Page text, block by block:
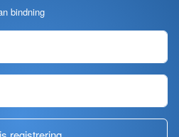
bindning